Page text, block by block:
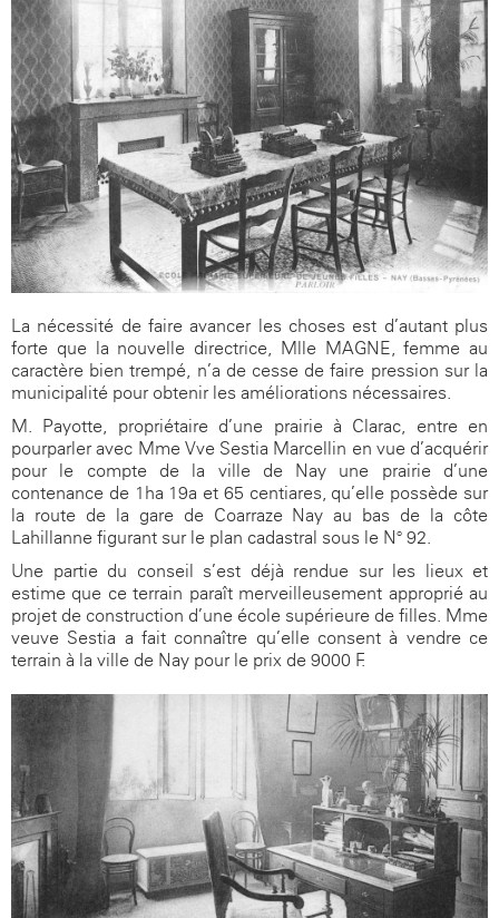
La nécessité de faire avancer les choses est d’autant plus
forte que la nouvelle directrice, Mlle MAGNE, femme au
caractère bien trempé, n’a de cesse de faire pression sur la
municipalité pour obtenir les améliorations nécessaires.
M. Payotte, propriétaire d’une prairie à Clarac, entre en
pourparler avec Mme Vve Sestia Marcellin en vue d’acquérir
pour le compte de la ville de Nay une prairie d’une
contenance de 1ha 19a et 65 centiares, qu’elle possède sur
la route de la gare de Coarraze Nay au bas de la côte
Lahillanne figurant sur le plan cadastral sous le N° 92.
Une partie du conseil s’est déjà rendue sur les lieux et
estime que ce terrain paraît merveilleusement approprié au
projet de construction d’une école supérieure de filles. Mme
veuve Sestia a fait connaître qu’elle consent à vendre ce
terrain à la ville de Nay pour le prix de 9000 F.